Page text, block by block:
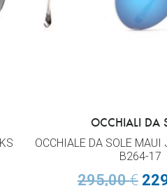
OCCHIALI DA
OCCHIALE DA SOLE
B264-17
295,00€